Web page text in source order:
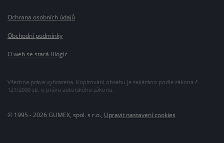
Všechna práva vyhrazena. Kopírování obsahu je zakázáno podle zákona č.
121/2000 sb. o právu autorského zákonu.
Ochrana osobních údajů
Obchodní podmínky
O web se stará Blogic
© 1995 - 2026 GUMEX, spol. s r.o., Upravit nastavení cookies